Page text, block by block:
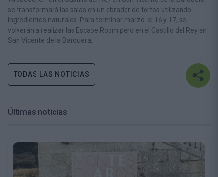
se transformará las salas en un obrador de tortos utilizando
ingredientes naturales. Para terminar marzo, el 16 y 17, se
volverán a realizar las Escape Room pero en el Castillo del Rey en
San Vicente de la Barquera.
TODAS LAS NOTICIAS
Últimas noticias